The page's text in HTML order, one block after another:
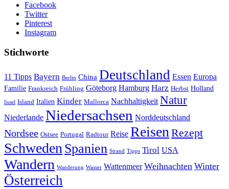
Facebook
Twitter
Pinterest
Instagram
Stichworte
11 Tipps Bayern Berlin China Deutschland Essen Europa
Familie Frankreich Frühling Göteborg Hamburg Harz Herbst Holland
Insel Island Italien Kinder Mallorca Nachhaltigkeit Natur
Niederlande Niedersachsen Norddeutschland
Nordsee Ostsee Portugal Radtour Reise ReisenRezept
SchwedenSpanien Strand Tipps Tirol USA
Wandern Wanderung Wasser Wattenmeer Weihnachten Winter
Österreich